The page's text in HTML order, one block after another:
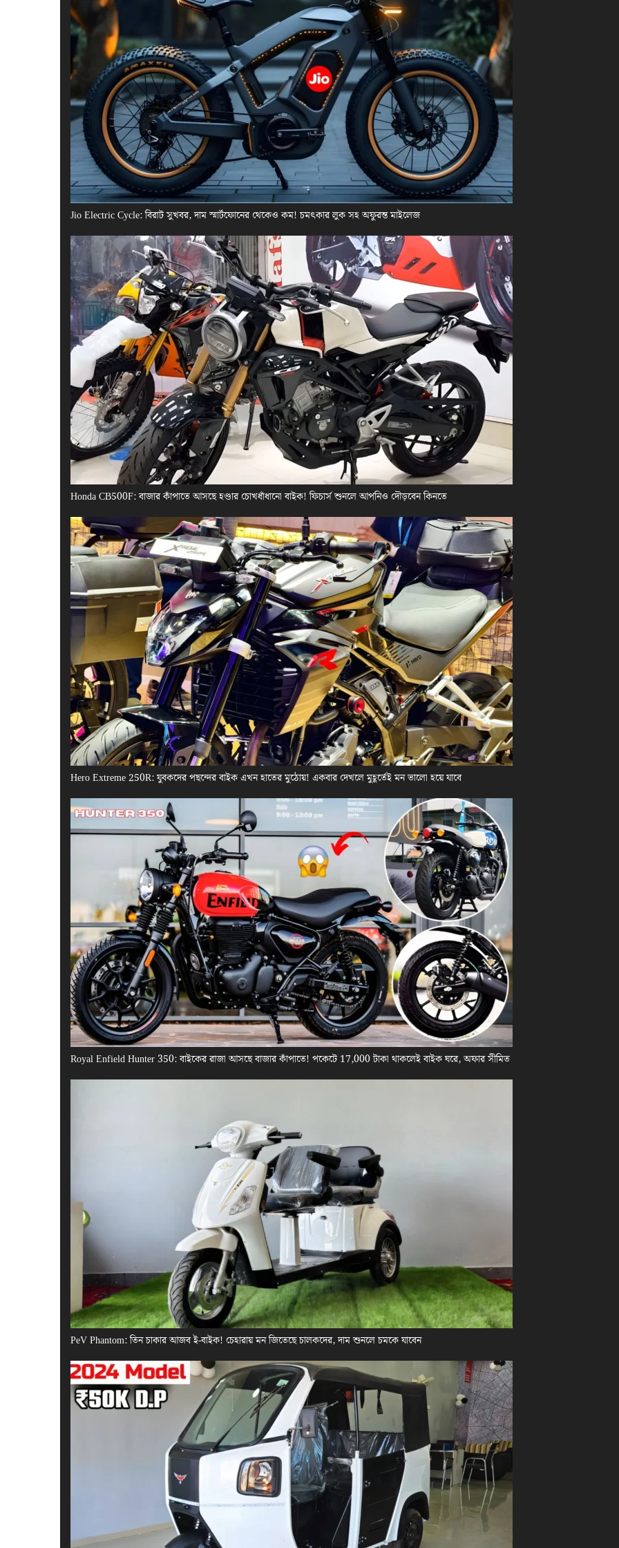
Jio Electric Cycle: বিরাট সুখবর, দাম স্মার্টফোনের থেকেও কম! চমৎকার লুক সহ অফুরন্ত মাইলেজ
Honda CB500F: বাজার কাঁপাতে আসছে হণ্ডার চোখধাঁধানো বাইক! ফিচার্স শুনলে আপনিও দৌড়বেন কিনতে
Hero Extreme 250R: যুবকদের পছন্দের বাইক এখন হাতের মুঠোয়! একবার দেখলে মুহূর্তেই মন ভালো হয়ে যাবে
Royal Enfield Hunter 350: বাইকের রাজা আসছে বাজার কাঁপাতে! পকেটে 17,000 টাকা থাকলেই বাইক ঘরে, অফার সীমিত
PeV Phantom: তিন চাকার আজব ই-বাইক! চেহারায় মন জিতেছে চালকদের, দাম শুনলে চমকে যাবেন